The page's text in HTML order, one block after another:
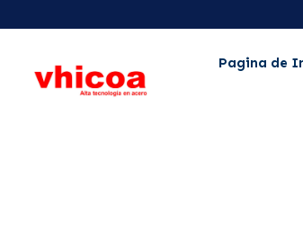
Pagina de